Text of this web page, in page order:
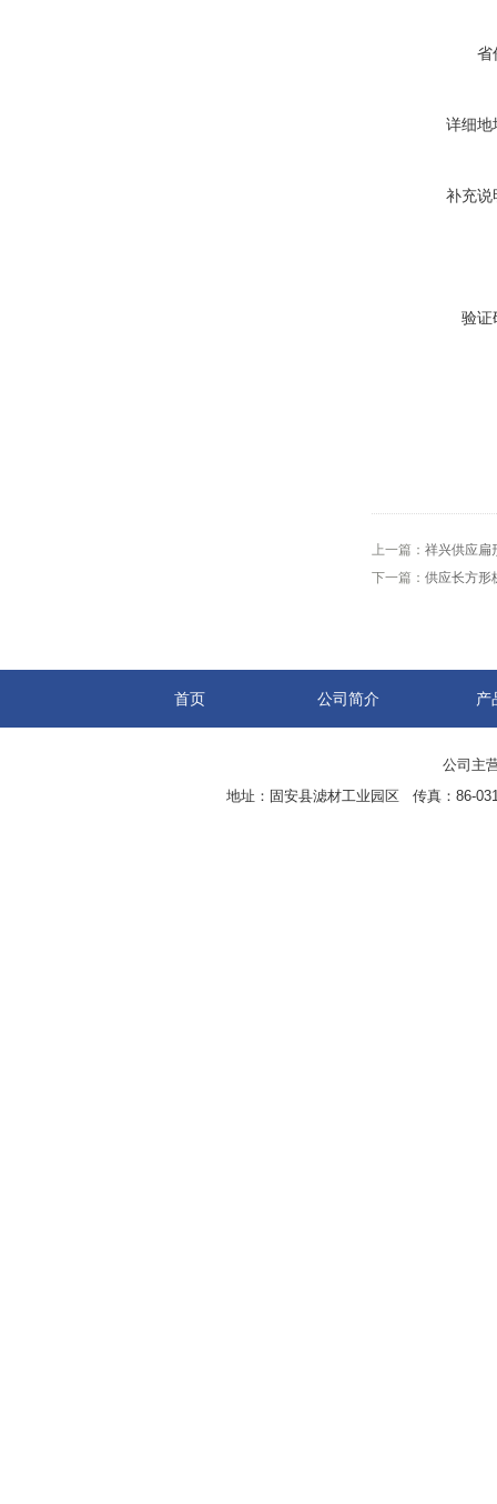
省
详细地
补充说
验证
上一篇： 祥兴供应扁
下一篇： 供应长方形
首页 公司简介 产
公司主
地址：固安县滤材工业园区 传真：86-